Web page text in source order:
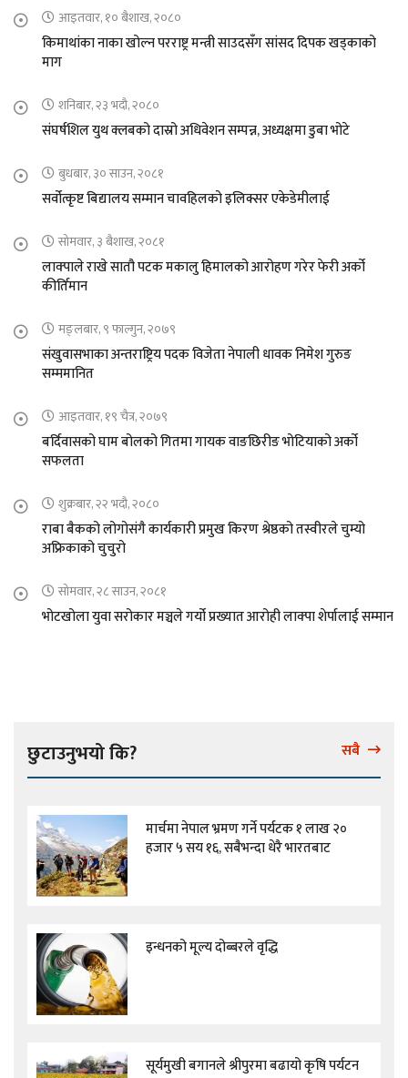
आइतवार, १० बैशाख, २०८०
किमाथांका नाका खोल्न परराष्ट्र मन्त्री साउदसँग सांसद दिपक खड्काको
माग
शनिबार, २३ भदौ, २०८०
संघर्षशिल युथ क्लबको दास्रो अधिवेशन सम्पन्न, अध्यक्षमा डुबा भोटे
बुधबार, ३० साउन, २०८१
सर्वोत्कृष्ट बिद्यालय सम्मान चावहिलको इलिक्सर एकेडेमीलाई
सोमवार, ३ बैशाख, २०८१
लाक्पाले राखे सातौ पटक मकालु हिमालको आरोहण गरेर फेरी अर्को
कीर्तिमान
मङ्लबार, ९ फाल्गुन, २०७९
संखुवासभाका अन्तराष्ट्रिय पदक विजेता नेपाली धावक निमेश गुरुङ
सम्ममानित
आइतवार, १९ चैत्र, २०७९
बर्दिवासको घाम बोलको गितमा गायक वाङछिरीङ भोटियाको अर्को
सफलता
शुक्रबार, २२ भदौ, २०८०
राबा बैकको लोगोसंगै कार्यकारी प्रमुख किरण श्रेष्ठको तस्वीरले चुम्यो
अफ्रिकाको चुचुरो
सोमवार, २८ साउन, २०८१
भोटखोला युवा सरोकार मञ्चले गर्यो प्रख्यात आरोही लाक्पा शेर्पालाई सम्मान
छुटाउनुभयो कि? सबै
मार्चमा नेपाल भ्रमण गर्ने पर्यटक १ लाख २०
हजार ५ सय १६, सबैभन्दा धेरै भारतबाट
इन्धनको मूल्य दोब्बरले वृद्धि
सूर्यमुखी बगानले श्रीपुरमा बढायो कृषि पर्यटन